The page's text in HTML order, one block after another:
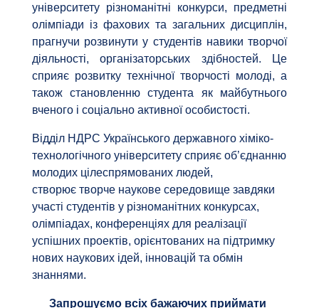
університету різноманітні конкурси, предметні
олімпіади із фахових та загальних дисциплін,
прагнучи розвинути у студентів навики творчої
діяльності, організаторських здібностей. Це
сприяє розвитку технічної творчості молоді, а
також становленню студента як майбутнього
вченого і соціально активної особистості.
Відділ НДРС Українського державного хіміко-
технологічного університету сприяє об’єднанню
молодих цілеспрямованих людей,
створює творче наукове середовище завдяки
участі студентів у різноманітних конкурсах,
олімпіадах, конференціях для реалізації
успішних проектів, орієнтованих на підтримку
нових наукових ідей, інновацій та обмін
знаннями.
Запрошуємо всіх бажаючих приймати